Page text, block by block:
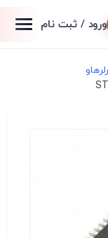
ورود / ثبت نام